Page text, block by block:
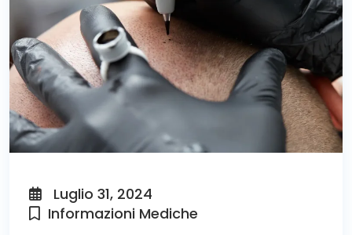
Luglio 31, 2024
Informazioni Mediche